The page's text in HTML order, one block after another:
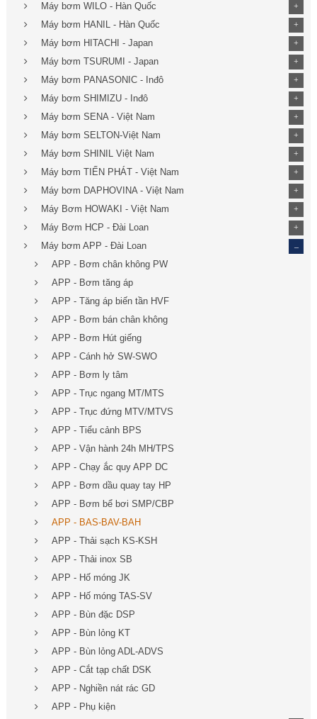
Máy bơm WILO - Hàn Quốc +
Máy bơm HANIL - Hàn Quốc +
Máy bơm HITACHI - Japan +
Máy bơm TSURUMI - Japan +
Máy bơm PANASONIC - Inđô +
Máy bơm SHIMIZU - Inđô +
Máy bơm SENA - Việt Nam +
Máy bơm SELTON-Việt Nam +
Máy bơm SHINIL Việt Nam +
Máy bơm TIẾN PHÁT - Việt Nam +
Máy bơm DAPHOVINA - Việt Nam +
Máy Bơm HOWAKI - Việt Nam +
Máy Bơm HCP - Đài Loan +
Máy bơm APP - Đài Loan
APP - Bơm chân không PW
APP - Bơm tăng áp
APP - Tăng áp biến tần HVF
APP - Bơm bán chân không
APP - Bơm Hút giếng
APP - Cánh hở SW-SWO
APP - Bơm ly tâm
APP - Trục ngang MT/MTS
APP - Trục đứng MTV/MTVS
APP - Tiểu cảnh BPS
APP - Vận hành 24h MH/TPS
APP - Chạy ắc quy APP DC
APP - Bơm dầu quay tay HP
APP - Bơm bể bơi SMP/CBP
APP - BAS-BAV-BAH
APP - Thải sạch KS-KSH
APP - Thải inox SB
APP - Hố móng JK
APP - Hố móng TAS-SV
APP - Bùn đặc DSP
APP - Bùn lỏng KT
APP - Bùn lỏng ADL-ADVS
APP - Cắt tạp chất DSK
APP - Nghiền nát rác GD
APP - Phụ kiện